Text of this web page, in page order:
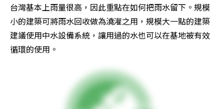
台灣基本上雨量很高，因此重點在如何把雨水留下。規模
小的建築可將雨水回收做為澆灌之用，規模大一點的建築
建議使用中水設備系統，讓用過的水也可以在基地被有效
循環的使用。